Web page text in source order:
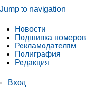
Jump to navigation
Новости
Подшивка номеров
Рекламодателям
Полиграфия
Редакция
Вход